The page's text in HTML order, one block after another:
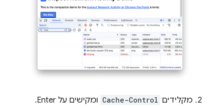
מקלידים Cache-Control
ומקישים על Enter.